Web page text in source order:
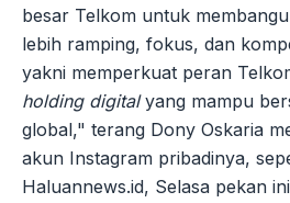
besar Telkom untuk
lebih ramping, fokus, dan
yakni memperkuat peran
holding digitalyang mampu
global," terang Dony Oskaria
akun Instagram pribadinya,
Haluannews.id, Selasa pekan